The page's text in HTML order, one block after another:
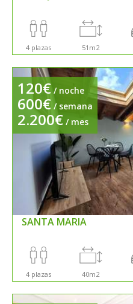
4 plazas 51m2
120€ / noche
600€ / semana
2.200€ / mes
SANTA MARIA
4 plazas 40m2